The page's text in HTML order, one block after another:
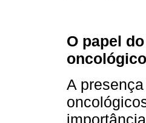
O papel
A